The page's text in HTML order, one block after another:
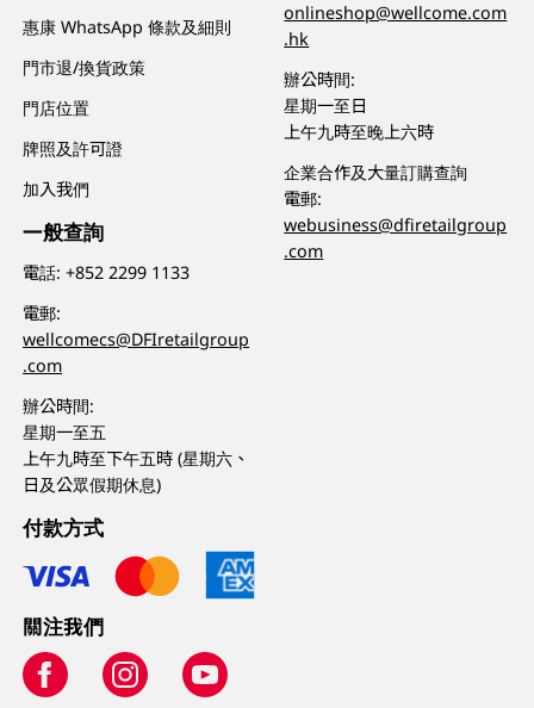
惠康 WhatsApp 條款及細則
門市退/換貨政策
門店位置
牌照及許可證
加入我們
一般查詢
電話:+852 2299 1133
電郵:
wellcomecs@DFIretailgroup
.com
辦公時間:
星期一至五
上午九時至下午五時 (星期六、
日及公眾假期休息)
onlineshop@wellcome.com
.hk
辦公時間:
星期一至日
上午九時至晚上六時
企業合作及大量訂購查詢
電郵:
webusiness@dfiretailgroup
.com
付款方式
關注我們